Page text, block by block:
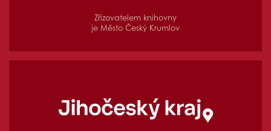
Zřizovatelem knihovny
je Město Český Krumlov